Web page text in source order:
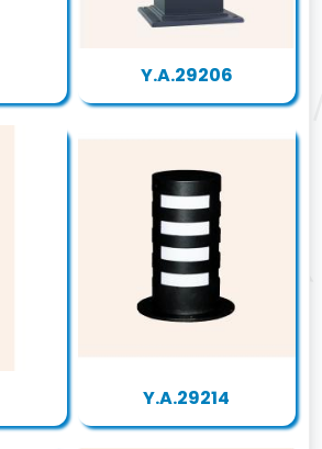
Y.A.29206
Y.A.29214